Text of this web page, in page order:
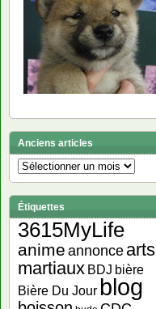
Anciens articles
Anciens
articles
Étiquettes
3615MyLife
anime annonce arts
martiaux BDJ bière
Bière Du Jour blog